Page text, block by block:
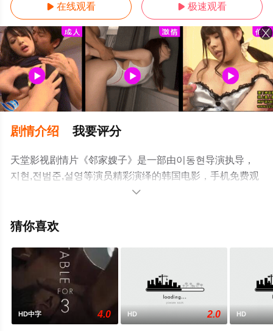
 在线观看  极速观看
剧情介绍 我要评分
天堂影视剧情片《邻家嫂子》是一部由이동현导演执导，
지현,전범준,설영等演员精彩演绎的韩国电影，手机免费观
看高清未删减完整版电影大全就上天堂电影网，更多相关

猜你喜欢
HD中字 4.0 HD 2.0 HD